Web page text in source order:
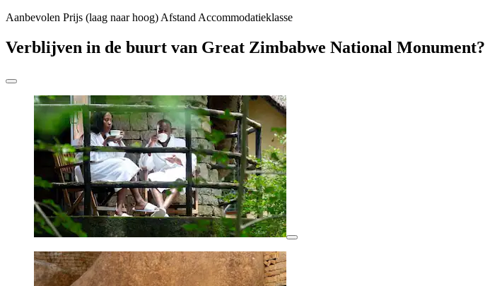
Aanbevolen Prijs (laag naar hoog) Afstand Accommodatieklasse
Verblijven in de buurt van Great Zimbabwe National Monument?